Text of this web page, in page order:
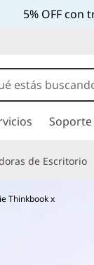
5% OFF con
Soporte
de Escritorio
Thinkbook x